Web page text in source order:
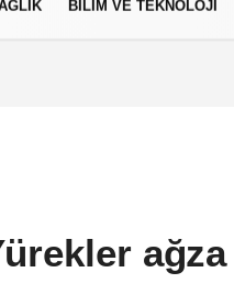
BİLİM VE TEKNOLOJİ